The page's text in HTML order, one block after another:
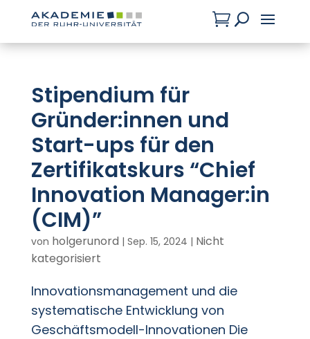
U

Stipendium für
Gründer:innen und
Start-ups für den
Zertifikatskurs “Chief
Innovation Manager:in
(CIM)”
von holgerunord | Sep. 15, 2024 | Nicht
kategorisiert
Innovationsmanagement und die
systematische Entwicklung von
Geschäftsmodell-Innovationen Die